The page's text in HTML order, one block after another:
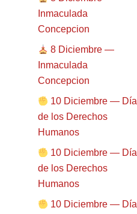
Inmaculada
Concepcion
8 Diciembre —
Inmaculada
Concepcion
10 Diciembre — Día
de los Derechos
Humanos
10 Diciembre — Día
de los Derechos
Humanos
10 Diciembre — Día